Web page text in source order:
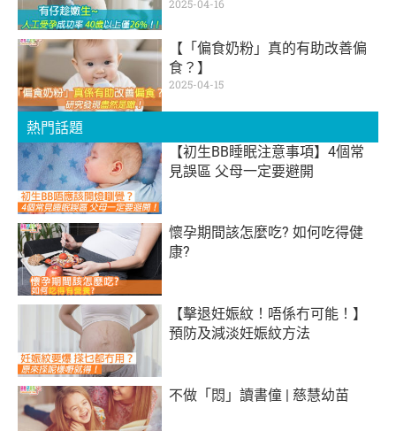
2025-04-16
【「偏食奶粉」真的有助改善偏
食？】
2025-04-15
熱門話題
【初生BB睡眠注意事項】4個常
見誤區 父母一定要避開
懷孕期間該怎麼吃? 如何吃得健
康?
【擊退妊娠紋！唔係冇可能！】
預防及減淡妊娠紋方法
不做「悶」讀書僮 | 慈慧幼苗